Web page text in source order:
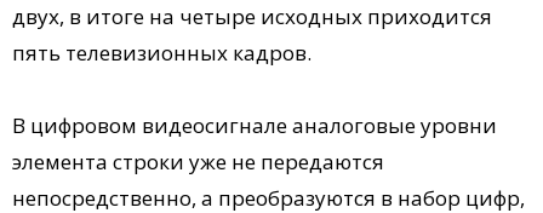
двух, в итоге на четыре исходных приходится
пять телевизионных кадров.
В цифровом видеосигнале аналоговые уровни
элемента строки уже не передаются
непосредственно, а преобразуются в набор цифр,